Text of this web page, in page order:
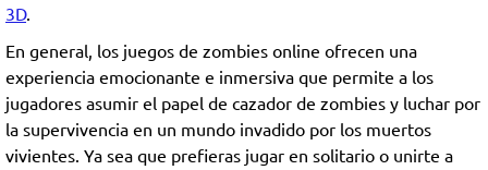
3D.
En general, los juegos de zombies online ofrecen una
experiencia emocionante e inmersiva que permite a los
jugadores asumir el papel de cazador de zombies y luchar por
la supervivencia en un mundo invadido por los muertos
vivientes. Ya sea que prefieras jugar en solitario o unirte a